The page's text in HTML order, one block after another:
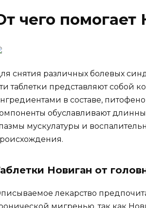
чего помогает
снятия различных болевых
таблетки представляют
в составе,
обуславливают
мускулатуры и
Новиган от
лекарство
мигренью, так как